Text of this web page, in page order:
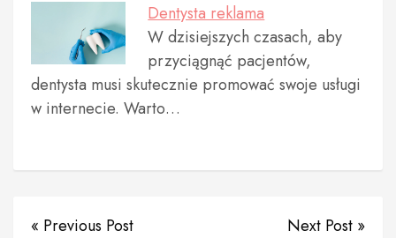
Dentysta reklama
W dzisiejszych czasach, aby
przyciągnąć pacjentów,
dentysta musi skutecznie promować swoje usługi
w internecie. Warto…
« Previous Post Next Post »